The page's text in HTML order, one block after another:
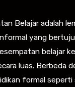
Belajar adalah
yang
belajar
luas. Berbeda
formal seperti